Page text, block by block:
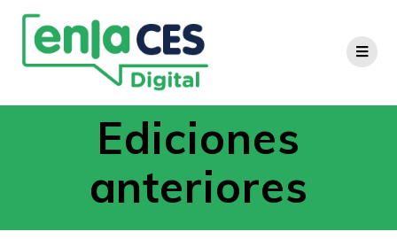
Ediciones
anteriores